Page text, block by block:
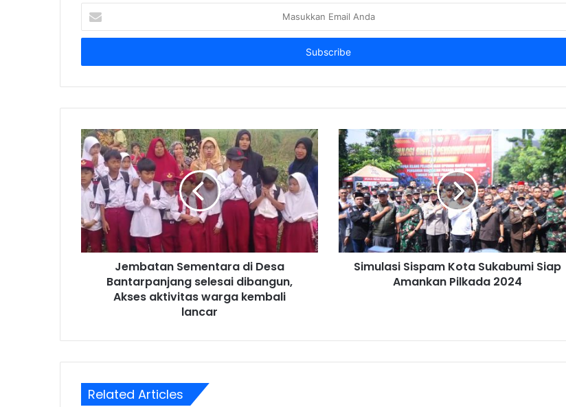
Email
Anda
Jembatan Sementara di Desa
Bantarpanjang selesai dibangun,
Akses aktivitas warga kembali
lancar
Simulasi Sispam Kota Sukabumi Siap
Amankan Pilkada 2024
Related Articles